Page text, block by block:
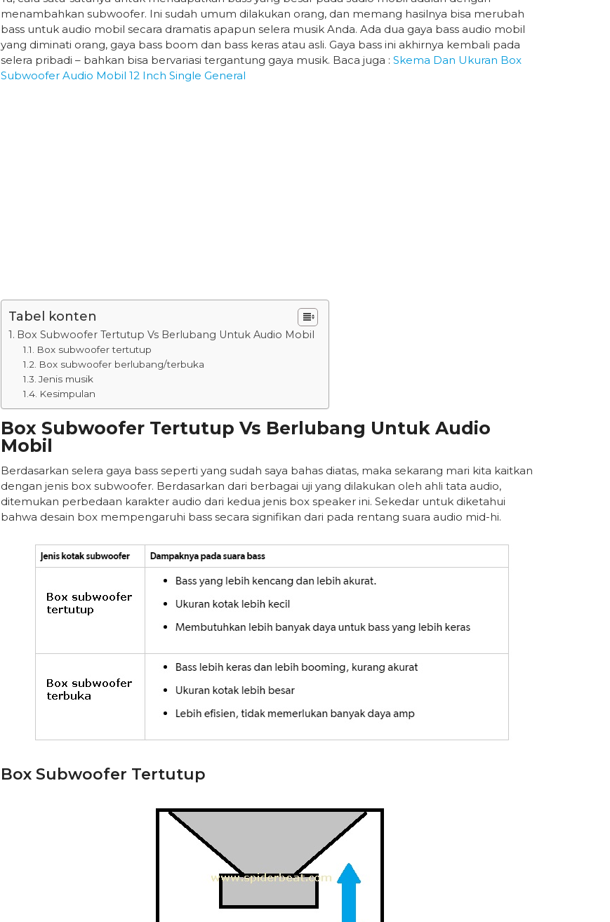
menambahkan subwoofer. Ini sudah umum dilakukan orang, dan memang hasilnya bisa merubah
bass untuk audio mobil secara dramatis apapun selera musik Anda. Ada dua gaya bass audio mobil
yang diminati orang, gaya bass boom dan bass keras atau asli. Gaya bass ini akhirnya kembali pada
selera pribadi – bahkan bisa bervariasi tergantung gaya musik. Baca juga : Skema Dan Ukuran Box
Subwoofer Audio Mobil 12 Inch Single General
Tabel konten
Box Subwoofer Tertutup Vs Berlubang Untuk Audio Mobil
Box subwoofer tertutup
Box subwoofer berlubang/terbuka
Jenis musik
Kesimpulan
Box Subwoofer Tertutup Vs Berlubang Untuk Audio
Mobil
Berdasarkan selera gaya bass seperti yang sudah saya bahas diatas, maka sekarang mari kita kaitkan
dengan jenis box subwoofer. Berdasarkan dari berbagai uji yang dilakukan oleh ahli tata audio,
ditemukan perbedaan karakter audio dari kedua jenis box speaker ini. Sekedar untuk diketahui
bahwa desain box mempengaruhi bass secara signifikan dari pada rentang suara audio mid-hi.
Box Subwoofer Tertutup